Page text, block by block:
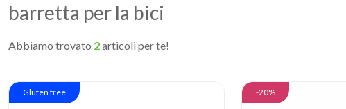
barretta per la bici
Abbiamo trovato 2articoli per te!
Gluten free -20%